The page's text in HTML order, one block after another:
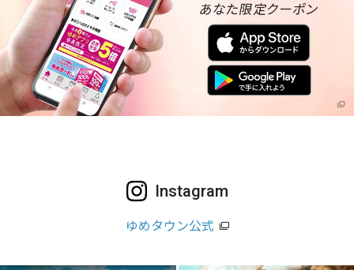
Instagram
ゆめタウン公式